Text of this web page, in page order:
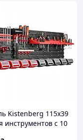
Kistenberg 115х39
инструментов с 10